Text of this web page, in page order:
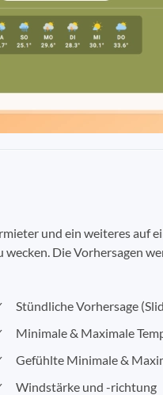
und ein weiteres auf
Die Vorhersagen
Stündliche Vorhersage
Minimale & Maximale
Gefühlte Minimale &
Windstärke und -richtung